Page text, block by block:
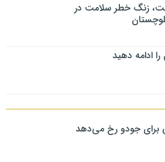
زنگ خطر سلامت در
ادامه دهید
برای جودو رخ می‌دهد